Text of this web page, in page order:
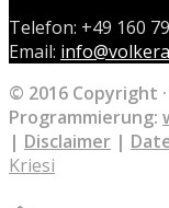
Telefon: +49 160
Email:
© 2016 Copyright
Programmierung:
| Disclaimer |
Kriesi